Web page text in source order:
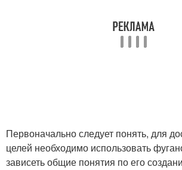
Первоначально следует понять, для
целей необходимо использовать
зависеть общие понятия по его